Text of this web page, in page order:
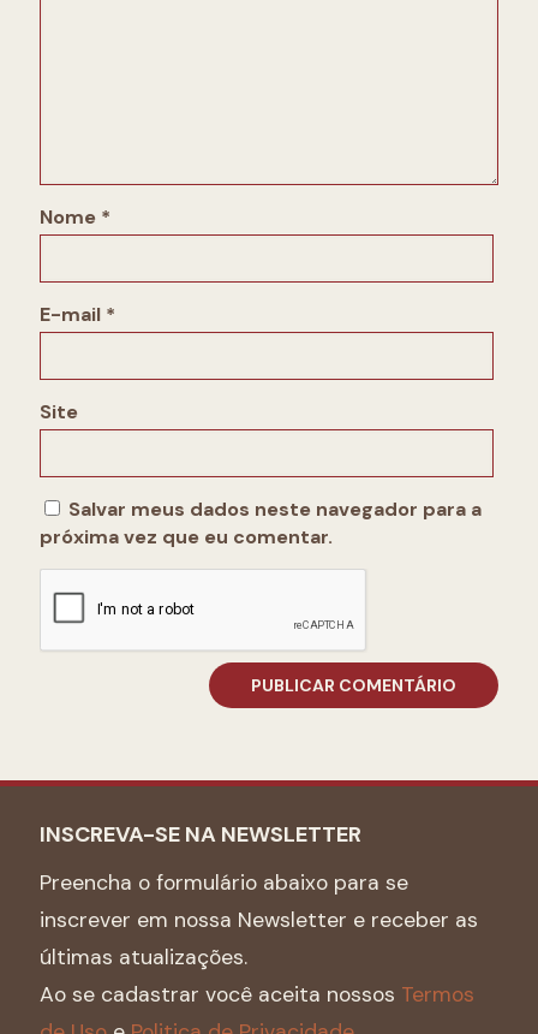
Nome *
E-mail *
Site
Salvar meus dados neste navegador para a
próxima vez que eu comentar.
INSCREVA-SE NA NEWSLETTER
Preencha o formulário abaixo para se
inscrever em nossa Newsletter e receber as
últimas atualizações.
Ao se cadastrar você aceita nossos Termos